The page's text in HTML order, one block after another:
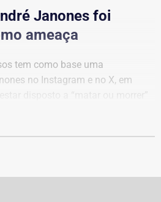
Janones foi
ameaça
tem como base uma
no Instagram e no X, em
extrema direita de uma vez por